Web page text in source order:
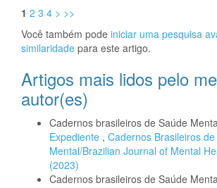
1 2 3 4 > >>
Você também pode iniciar uma pesquisa
similaridade para este artigo.
Artigos mais lidos pelo
autor(es)
Cadernos brasileiros de Saúde
Expediente , Cadernos Brasileiros
Mental/Brazilian Journal of Mental
(2023)
Cadernos brasileiros de Saúde